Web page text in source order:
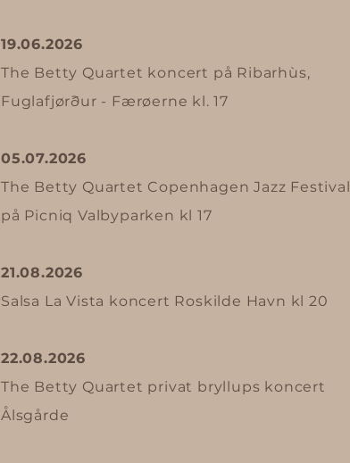
19.06.2026
The Betty Quartet koncert på Ribarhùs,
Fuglafjørður - Færøerne kl. 17
05.07.2026
The Betty Quartet Copenhagen Jazz Festival
på Picniq Valbyparken kl 17
21.08.2026
Salsa La Vista koncert Roskilde Havn kl 20
22.08.2026
The Betty Quartet privat bryllups koncert
Ålsgårde